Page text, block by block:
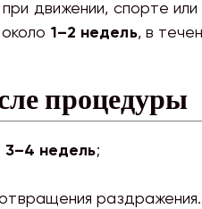
движении, спорте или
1–2 недель, в
процедуры
3–4 недель;
раздражения.